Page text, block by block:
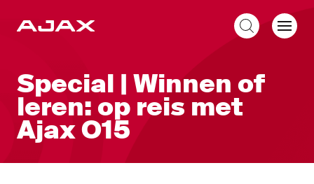
Special | Winnen of
leren: op reis met
Ajax O15